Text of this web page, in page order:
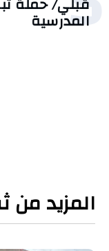
المدرسية
المزيد من